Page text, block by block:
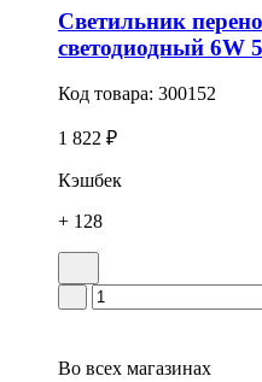
Светильник
светодиодный 6W
Код товара: 300152
1 822 ₽
Кэшбек
+ 128
Во всех магазинах